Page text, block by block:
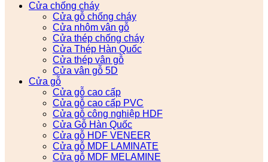
Cửa chống cháy
Cửa gỗ chống cháy
Cửa nhôm vân gỗ
Cửa thép chống cháy
Cửa Thép Hàn Quốc
Cửa thép vân gỗ
Cửa vân gỗ 5D
Cửa gỗ
Cửa gỗ cao cấp
Cửa gỗ cao cấp PVC
Cửa gỗ công nghiệp HDF
Cửa Gỗ Hàn Quốc
Cửa gỗ HDF VENEER
Cửa gỗ MDF LAMINATE
Cửa gỗ MDF MELAMINE